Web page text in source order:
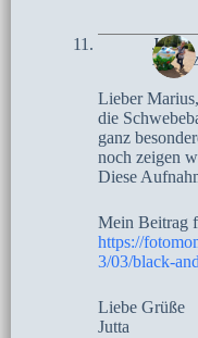
Jutta
2.
Lieber Marius,
die
ganz
noch zeigen
Diese
Mein Beitrag
https://
3/03/black-
Liebe Grüße
Jutta